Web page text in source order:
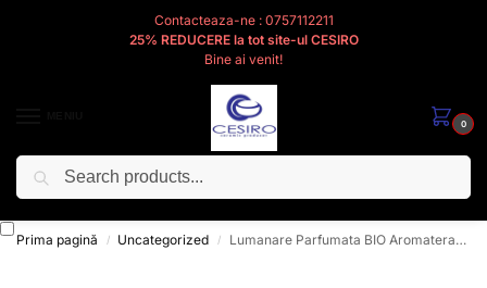
Contacteaza-ne : 0757112211
25% REDUCERE la tot site-ul CESIRO
Bine ai venit!
0
Cesiro
Prima pagină / Uncategorized / Lumanare Parfumata BIO Aromaterapie Steluța de ceară, Handmade, Menta si Eucalipt, 100g